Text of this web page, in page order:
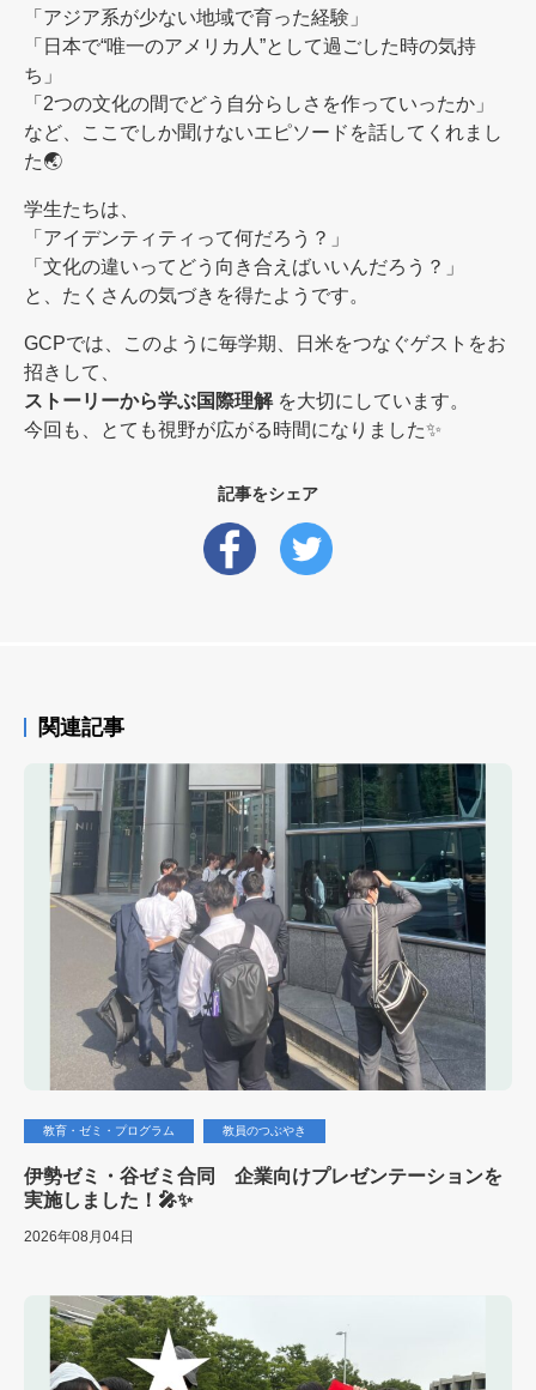
「アジア系が少ない地域で育った経験」
「日本で“唯一のアメリカ人”として過ごした時の気持
ち」
「2つの文化の間でどう自分らしさを作っていったか」
など、ここでしか聞けないエピソードを話してくれまし
た🌏
学生たちは、
「アイデンティティって何だろう？」
「文化の違いってどう向き合えばいいんだろう？」
と、たくさんの気づきを得たようです。
GCPでは、このように毎学期、日米をつなぐゲストをお
招きして、
ストーリーから学ぶ国際理解を大切にしています。
今回も、とても視野が広がる時間になりました✨
記事をシェア
関連記事
教育・ゼミ・プログラム 教員のつぶやき
伊勢ゼミ・谷ゼミ合同 企業向けプレゼンテーションを
実施しました！🎤✨
2026年08月04日